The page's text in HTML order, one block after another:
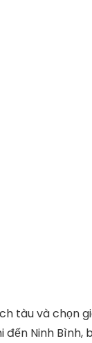
tàu và chọn
đến Ninh